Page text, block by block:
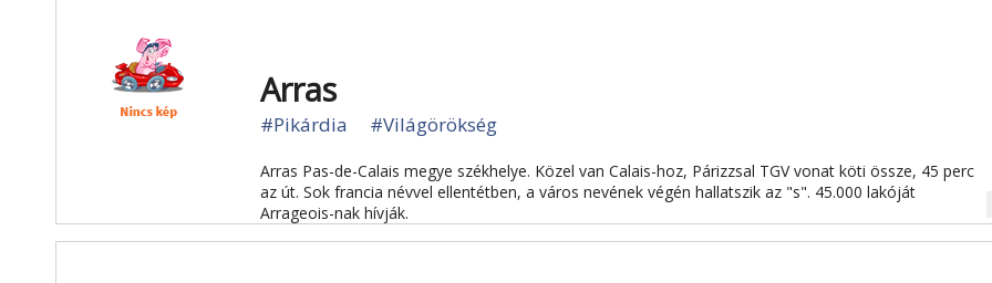
Arras
#Pikárdia #Világörökség
Arras Pas-de-Calais megye székhelye. Közel van Calais-hoz, Párizzsal TGV vonat köti össze, 45 perc
az út. Sok francia névvel ellentétben, a város nevének végén hallatszik az "s". 45.000 lakóját
Arrageois-nak hívják.